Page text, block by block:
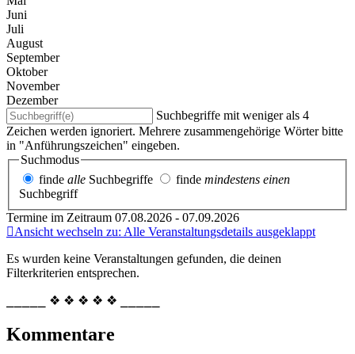
Juni
Juli
August
September
Oktober
November
Dezember
Suchbegriffe mit weniger als 4
Zeichen werden ignoriert. Mehrere zusammengehörige Wörter bitte
in "Anführungszeichen" eingeben.
Suchmodus
finde alle Suchbegriffe finde mindestens einen
Suchbegriff
Termine im Zeitraum 07.08.2026 - 07.09.2026
Ansicht wechseln zu: Alle Veranstaltungsdetails ausgeklappt
Es wurden keine Veranstaltungen gefunden, die deinen
Filterkriterien entsprechen.
⎯⎯⎯⎯⎯ ❖ ❖ ❖ ❖ ❖ ⎯⎯⎯⎯⎯
Kommentare